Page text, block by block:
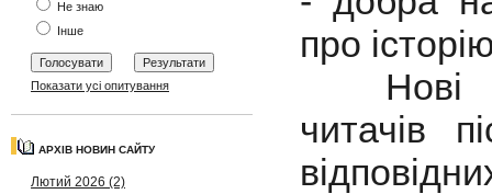
Не знаю
Інше
Показати усі опитування
АРХІВ НОВИН САЙТУ
Лютий 2026 (2)
про
Нові
читачів